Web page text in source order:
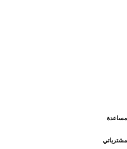
مساعدة
مشترياتي